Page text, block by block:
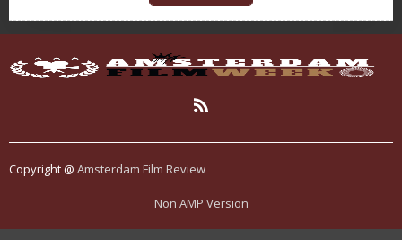
Copyright @ Amsterdam Film Review
Non AMP Version